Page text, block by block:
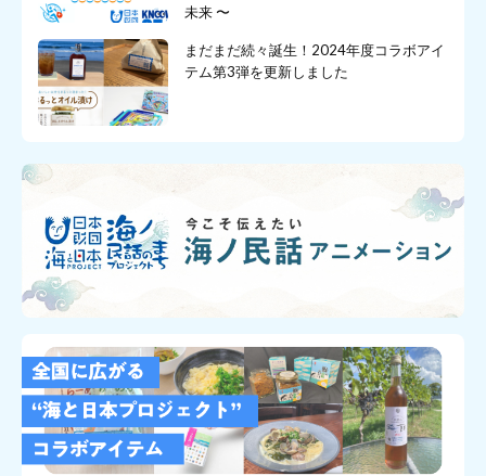
未来 〜
まだまだ続々誕生！2024年度コラボアイ
テム第3弾を更新しました